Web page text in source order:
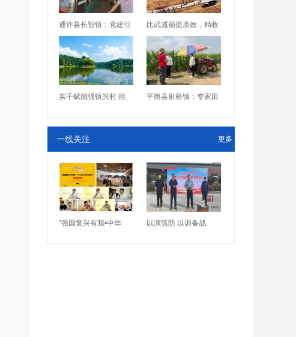
通许县长智镇：党建引 比武减损提质效，精收
实干赋能强镇兴村 担 平舆县射桥镇：专家田
一线关注 更多
“强国复兴有我•中华 以演筑防 以训备战